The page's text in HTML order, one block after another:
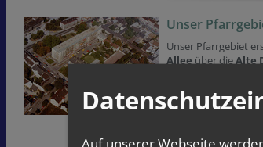
Unser
Unser Pfarrgebiet
Alleeüber dieAlte
zurück zur
Lange
Auf unserer Webseite